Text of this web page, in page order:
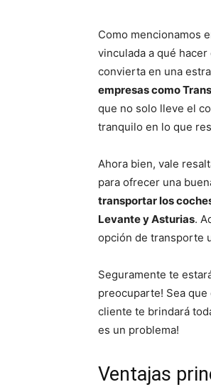
Como mencionamos
vinculada a qué
convierta en una
empresas como
que no solo lleve el
tranquilo en lo que
Ahora bien, vale
para ofrecer una
transportar los
Levante y Asturias.
opción de transporte
Seguramente te
preocuparte! Sea
cliente te brindará
es un problema!
Ventajas